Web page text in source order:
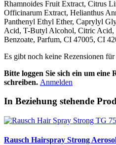
Rhamnoides Fruit Extract, Citrus
Officinarum Extract, Helianthus
Panthenyl Ethyl Ether, Caprylyl
Acid, T-Butyl Alcohol, Citric Acid,
Benzoate, Parfum, CI 47005, CI
Es gibt noch keine Rezensionen für
Bitte loggen Sie sich ein um eine
schreiben. Anmelden
In Beziehung stehende
Rausch Hairspray Strong